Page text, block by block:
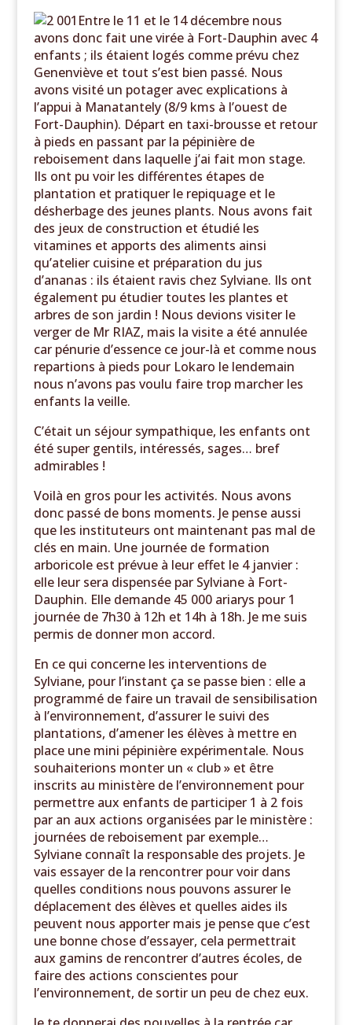
Entre le 11 et le 14 décembre nous
avons donc fait une virée à Fort-Dauphin avec 4
enfants ; ils étaient logés comme prévu chez
Genenviève et tout s’est bien passé. Nous
avons visité un potager avec explications à
l’appui à Manatantely (8/9 kms à l’ouest de
Fort-Dauphin). Départ en taxi-brousse et retour
à pieds en passant par la pépinière de
reboisement dans laquelle j’ai fait mon stage.
Ils ont pu voir les différentes étapes de
plantation et pratiquer le repiquage et le
désherbage des jeunes plants. Nous avons fait
des jeux de construction et étudié les
vitamines et apports des aliments ainsi
qu’atelier cuisine et préparation du jus
d’ananas : ils étaient ravis chez Sylviane. Ils ont
également pu étudier toutes les plantes et
arbres de son jardin ! Nous devions visiter le
verger de Mr RIAZ, mais la visite a été annulée
car pénurie d’essence ce jour-là et comme nous
repartions à pieds pour Lokaro le lendemain
nous n’avons pas voulu faire trop marcher les
enfants la veille.
C’était un séjour sympathique, les enfants ont
été super gentils, intéressés, sages… bref
admirables !
Voilà en gros pour les activités. Nous avons
donc passé de bons moments. Je pense aussi
que les instituteurs ont maintenant pas mal de
clés en main. Une journée de formation
arboricole est prévue à leur effet le 4 janvier :
elle leur sera dispensée par Sylviane à Fort-
Dauphin. Elle demande 45 000 ariarys pour 1
journée de 7h30 à 12h et 14h à 18h. Je me suis
permis de donner mon accord.
En ce qui concerne les interventions de
Sylviane, pour l’instant ça se passe bien : elle a
programmé de faire un travail de sensibilisation
à l’environnement, d’assurer le suivi des
plantations, d’amener les élèves à mettre en
place une mini pépinière expérimentale. Nous
souhaiterions monter un « club » et être
inscrits au ministère de l’environnement pour
permettre aux enfants de participer 1 à 2 fois
par an aux actions organisées par le ministère :
journées de reboisement par exemple…
Sylviane connaît la responsable des projets. Je
vais essayer de la rencontrer pour voir dans
quelles conditions nous pouvons assurer le
déplacement des élèves et quelles aides ils
peuvent nous apporter mais je pense que c’est
une bonne chose d’essayer, cela permettrait
aux gamins de rencontrer d’autres écoles, de
faire des actions conscientes pour
l’environnement, de sortir un peu de chez eux.